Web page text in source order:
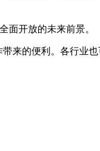
开放的未来前景。
的便利。各行业也